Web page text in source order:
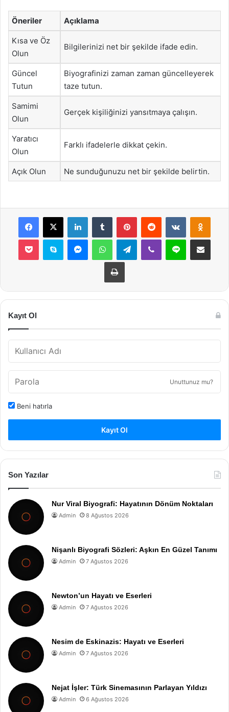
Öneriler Açıklama
Kısa ve Öz
Olun
Bilgilerinizi net bir şekilde ifade edin.
Güncel
Tutun
Biyografinizi zaman zaman güncelleyerek
taze tutun.
Samimi
Olun
Gerçek kişiliğinizi yansıtmaya çalışın.
Yaratıcı
Olun
Farklı ifadelerle dikkat çekin.
Açık Olun Ne sunduğunuzu net bir şekilde belirtin.
Facebook
X LinkedInTumblr PinterestReddit VKontakte
Pocket Skype MessengerWhatsAppTelegramViber Line E-Posta ile
Yazdır
Kayıt Ol
Unuttunuz mu?
Beni hatırla
Kayıt Ol
Son Yazılar
Nur Viral Biyografi: Hayatının Dönüm Noktaları
Admin 8 Ağustos 2026
Nişanlı Biyografi Sözleri: Aşkın En Güzel Tanımı
Admin 7 Ağustos 2026
Newton’un Hayatı ve Eserleri
Admin 7 Ağustos 2026
Nesim de Eskinazis: Hayatı ve Eserleri
Admin 7 Ağustos 2026
Nejat İşler: Türk Sinemasının Parlayan Yıldızı
Admin 6 Ağustos 2026